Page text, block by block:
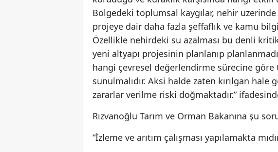
Bölgedeki toplumsal kaygılar, nehir
projeye dair daha fazla şeffaflık ve kamu
Özellikle nehirdeki su azalması bu denli
yeni altyapı projesinin planlanıp
hangi çevresel değerlendirme sürecine göre
sunulmalıdır. Aksi halde zaten kırılgan
zararlar verilme riski doğmaktadır.”
Rızvanoğlu Tarım ve Orman Bakanına şu
“İzleme ve arıtım çalışması yapılamakta